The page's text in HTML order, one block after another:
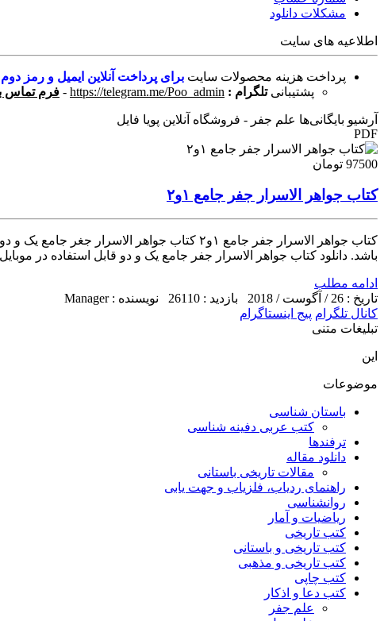
مشکلات دانلود
اطلاعیه های سایت
پرداخت هزینه محصولات سایت برای پرداخت آنلاین ایمیل و رمز
پشتیبانی تلگرام : https://telegram.me/Poo_admin
- فرم تماس
آرشیو بایگانی‌ها علم جفر - فروشگاه آنلاین پویا فایل
PDF
97500 تومان
کتاب جواهر الاسرار جفر جامع ۱و۲
باشد. دانلود کتاب جواهر الاسرار جفر جامع یک و دو قابل استفاده در
ادامه مطلب
تاریخ : 26 / آگوست / 2018
بازدید : 26110
نویسنده : Manager
کانال تلگرام پیج اینستاگرام
تبلیغات متنی
این
موضوعات
باستان شناسی
کتب عربی دفینه شناسی
ترفندها
دانلود مقاله
مقالات تاریخی باستانی
راهنمای ردیاب، فلزیاب و جهت یابی
روانشناسی
ریاضیات و آمار
کتب تاریخی
کتب تاریخی و باستانی
کتب تاریخی و مذهبی
کتب چاپی
کتب دعا و اذکار
علم جفر